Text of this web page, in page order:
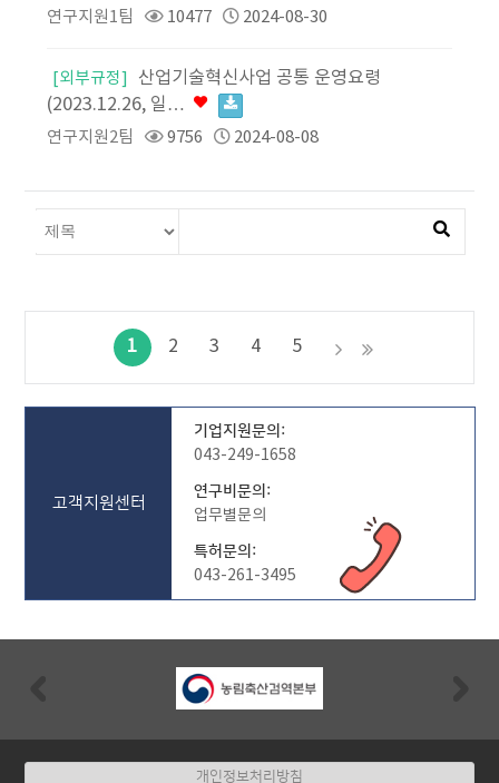
연구지원1팀 10477 2024-08-30
[외부규정]
산업기술혁신사업 공통 운영요령
(2023.12.26, 일…
연구지원2팀 9756 2024-08-08
1 2 3 4 5
고객지원센터
기업지원문의:
043-249-1658
연구비문의:
업무별문의
특허문의:
043-261-3495
개인정보처리방침